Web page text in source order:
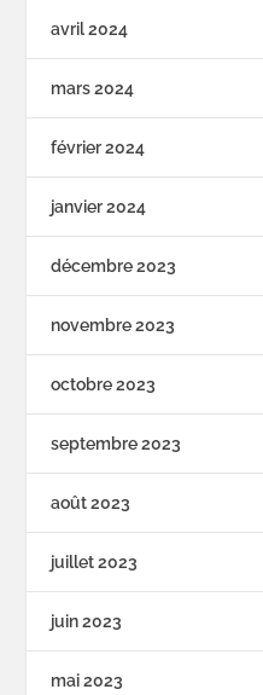
avril 2024
mars 2024
février 2024
janvier 2024
décembre 2023
novembre 2023
octobre 2023
septembre 2023
août 2023
juillet 2023
juin 2023
mai 2023